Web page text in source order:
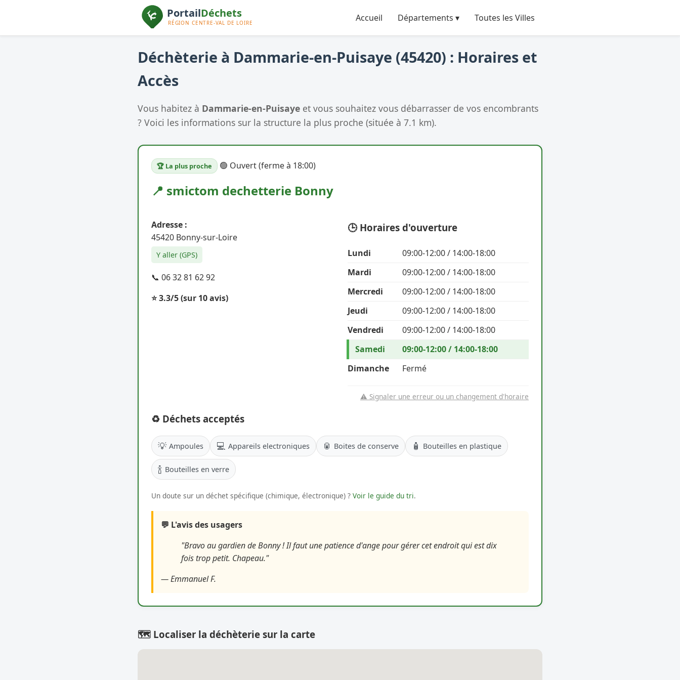
Accueil Départements ▾ Toutes les Villes
Déchèterie à Dammarie-en-Puisaye (45420) : Horaires et
Accès
Vous habitez à Dammarie-en-Puisaye et vous souhaitez vous débarrasser de vos encombrants
? Voici les informations sur la structure la plus proche (située à 7.1 km).
🏆 La plus proche 🟢 Ouvert (ferme à 18:00)
📍 smictom dechetterie Bonny
Adresse :
45420 Bonny-sur-Loire
Y aller (GPS)
📞 06 32 81 62 92
⭐ 3.3/5(sur 10 avis)
🕒 Horaires d'ouverture
Lundi
09:00-12:00 / 14:00-18:00
Mardi
09:00-12:00 / 14:00-18:00
Mercredi
09:00-12:00 / 14:00-18:00
Jeudi
09:00-12:00 / 14:00-18:00
Vendredi
09:00-12:00 / 14:00-18:00
Samedi
09:00-12:00 / 14:00-18:00
Dimanche
Fermé
⚠️ Signaler une erreur ou un changement d'horaire
♻️ Déchets acceptés
💡 Ampoules 💻 Appareils electroniques 🥫 Boites de conserve 🧴 Bouteilles en plastique
🍾 Bouteilles en verre
Un doute sur un déchet spécifique (chimique, électronique) ? Voir le guide du tri.
💬 L'avis des usagers
"Bravo au gardien de Bonny ! Il faut une patience d'ange pour gérer cet endroit qui est dix
fois trop petit. Chapeau."
— Emmanuel F.
🗺️ Localiser la déchèterie sur la carte